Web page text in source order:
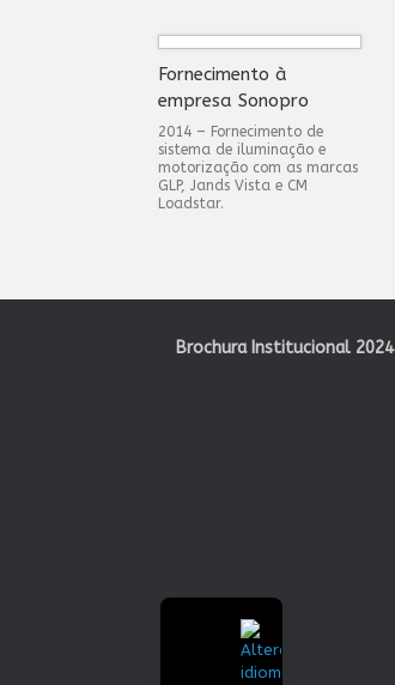
Fornecimento à
empresa Sonopro
2014 – Fornecimento de
sistema de iluminação e
motorização com as marcas
GLP, Jands Vista e CM
Loadstar.
Brochura Institucional 2024